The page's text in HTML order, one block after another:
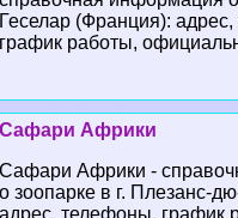
Геселар (Франция):
график работы,
Сафари Африки
Сафари Африки -
о зоопарке в г. Плезанс-
адрес, телефоны, график